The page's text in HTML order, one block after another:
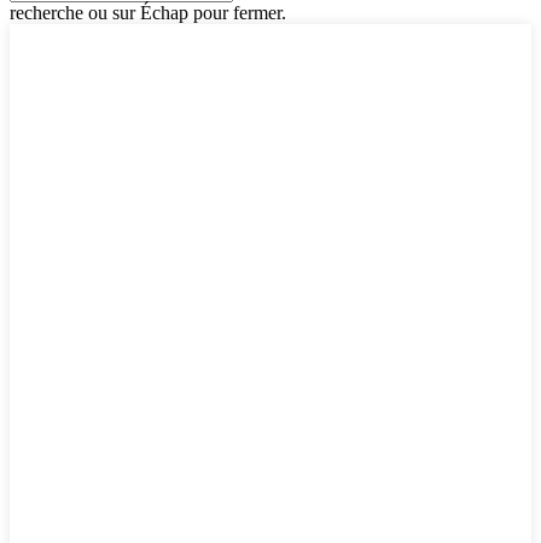
recherche ou sur Échap pour fermer.